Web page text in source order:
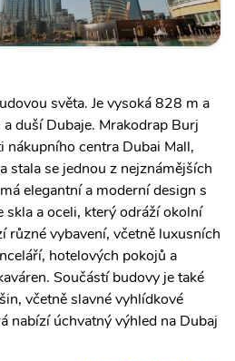
světa. Je vysoká 828 m a
duší Dubaje. Mrakodrap Burj
nákupního centra Dubai Mall,
stala se jednou z nejznámějších
elegantní a moderní design s
skla a oceli, který odráží okolní
různé vybavení, včetně luxusních
hotelových pokojů a
Součástí budovy je také
včetně slavné vyhlídkové
nabízí úchvatný výhled na Dubaj